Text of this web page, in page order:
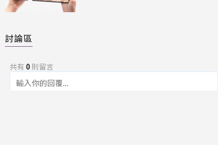
討論區
共有 0則留言